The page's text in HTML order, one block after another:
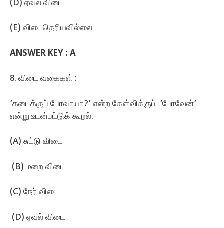
(D) ஏவல்‌ விடை
(E) விடைதெரியவில்லை
ANSWER KEY : A
8. விடை வகைகள்‌ :
’கடைக்குப்‌ போவாயா?’ என்ற கேள்விக்குப் ‌ ‘போவேன்‌’
என்று உடன்பட்டுக்‌ கூறல்‌.
(A) சுட்டு விடை
(B) மறை விடை
(C) நேர் விடை
(D) ஏவல்‌ விடை